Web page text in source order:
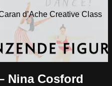
d’Ache Creative Class
Nina Cosford